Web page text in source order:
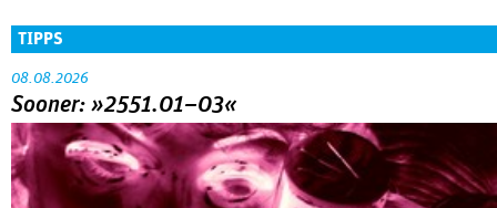
TIPPS
08.08.2026
Sooner: »2551.01–03«